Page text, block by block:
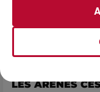
6 août 2026
LES ARÈNES